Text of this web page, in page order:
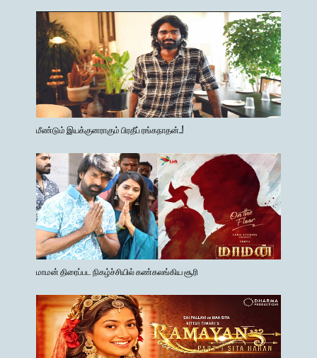
மீண்டும் இயக்குனராகும் பிரதீப் ரங்கநாதன்..!
மாமன் திரைப்பட நிகழ்ச்சியில் கண்கலங்கிய சூரி